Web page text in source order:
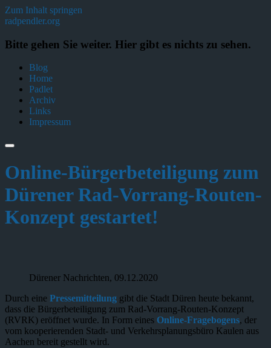
Zum Inhalt springen
radpendler.org
Bitte gehen Sie weiter. Hier gibt es nichts zu sehen.
Blog
Home
Padlet
Archiv
Links
Impressum
Online-Bürgerbeteiligung zum
Dürener Rad-Vorrang-Routen-
Konzept gestartet!
Dürener Nachrichten, 09.12.2020
Durch eine Pressemitteilung gibt die Stadt Düren heute bekannt,
dass die Bürgerbeteiligung zum Rad-Vorrang-Routen-Konzept
(RVRK) eröffnet wurde. In Form eines Online-Fragebogens, der
vom kooperierenden Stadt- und Verkehrsplanungsbüro Kaulen aus
Aachen bereit gestellt wird.